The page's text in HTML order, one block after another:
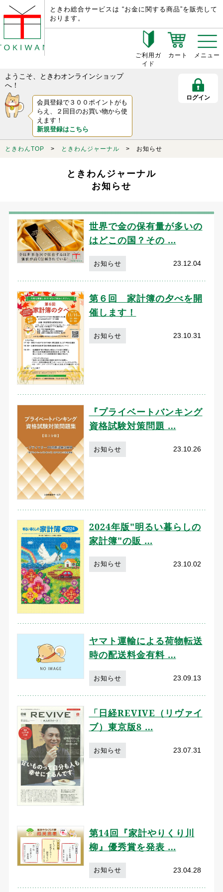
ときわ総合サービスは “お金に関する商品”を販売して
おります。
ご利用ガ
イド
カート メニュー
ようこそ、ときわオンラインショップ
へ！
会員登録で３００ポイントがも
らえ、２回目のお買い物から使
えます！
新規登録はこちら
ログイン
ときわんTOP > ときわんジャーナル > お知らせ
ときわんジャーナル
お知らせ
世界で金の保有量が多いの
はどこの国？その …
お知らせ 23.12.04
第６回 家計簿の夕べを開
催します！
お知らせ 23.10.31
『プライベートバンキング
資格試験対策問題 …
お知らせ 23.10.26
2024年版"明るい暮らしの
家計簿"の販 …
お知らせ 23.10.02
ヤマト運輸による荷物転送
時の配送料金有料 …
お知らせ 23.09.13
「日経REVIVE（リヴァイ
ブ）東京版8 …
お知らせ 23.07.31
第14回『家計やりくり川
柳』優秀賞を発表 …
お知らせ 23.04.28